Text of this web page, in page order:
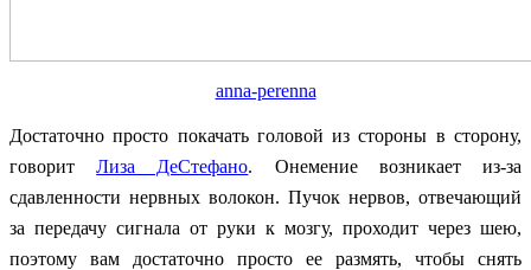
anna-perenna
Достаточно просто покачать головой из стороны в сторону,
говоритЛиза ДеСтефано. Онемение возникает из-за
сдавленности нервных волокон. Пучок нервов, отвечающий
за передачу сигнала от руки к мозгу, проходит через шею,
поэтому вам достаточно просто ее размять, чтобы снять